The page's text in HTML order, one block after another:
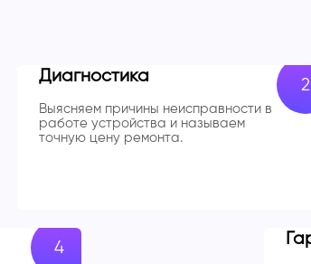
Диагностика
Выясняем причины неисправности в
работе устройства и называем
точную цену ремонта.